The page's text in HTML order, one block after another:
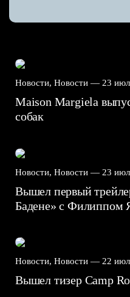
Новости, Новости — 23
Maison Margiela
собак
Новости, Новости — 23
Вышел первый
Бадене» с Филиппом
Новости, Новости — 22
Вышел тизер Camp